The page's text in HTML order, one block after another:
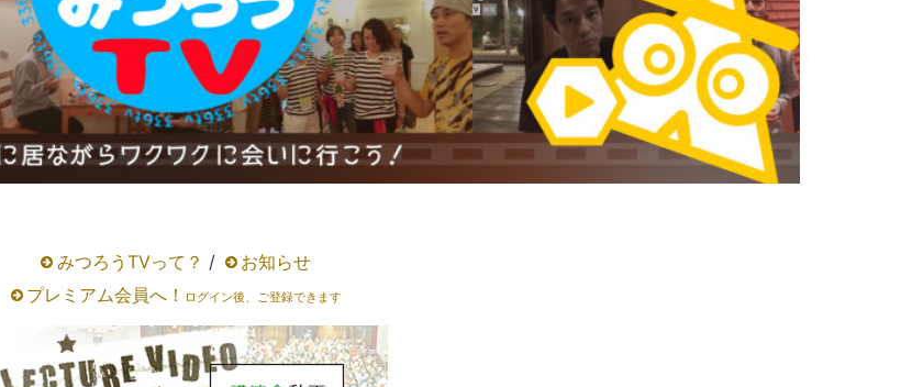
みつろうTVって？ /
お知らせ
プレミアム会員へ！
ログイン後、ご登録できます